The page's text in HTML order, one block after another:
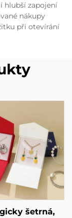
hlubší zapojení
nákupy
při otevírání
šetrná,